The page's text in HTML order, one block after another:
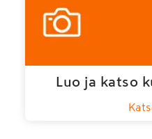
Luo ja katso